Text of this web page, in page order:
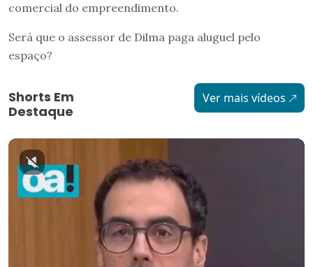
comercial do empreendimento.
Será que o assessor de Dilma paga aluguel pelo
espaço?
Shorts Em
Destaque
Ver mais vídeos